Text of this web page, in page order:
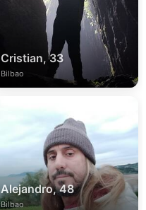
Cristian, 33
Bilbao
Alejandro, 48
Bilbao